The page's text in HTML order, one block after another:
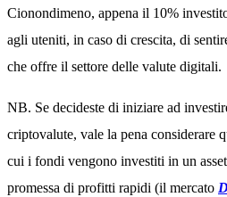
Cionondimeno, appena il 10%
agli uteniti, in caso di crescita, di
che offre il settore delle valute digitali.
NB. Se decideste di iniziare ad
criptovalute, vale la pena considerare
cui i fondi vengono investiti in un
promessa di profitti rapidi (il mercato